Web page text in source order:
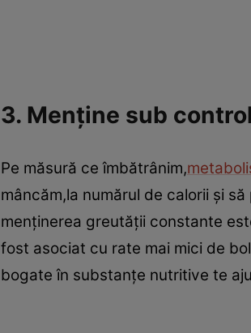
3. Menţine sub
Pe măsură ce îmbătrânim,
mâncăm,la numărul de calorii şi
menţinerea greutăţii constante
fost asociat cu rate mai mici de
bogate în substanţe nutritive te